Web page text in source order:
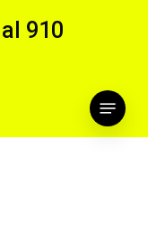
910
Menu